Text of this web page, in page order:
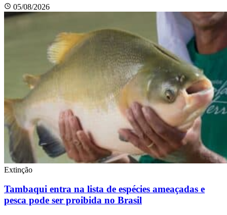
05/08/2026
Extinção
Tambaqui entra na lista de espécies ameaçadas e
pesca pode ser proibida no Brasil